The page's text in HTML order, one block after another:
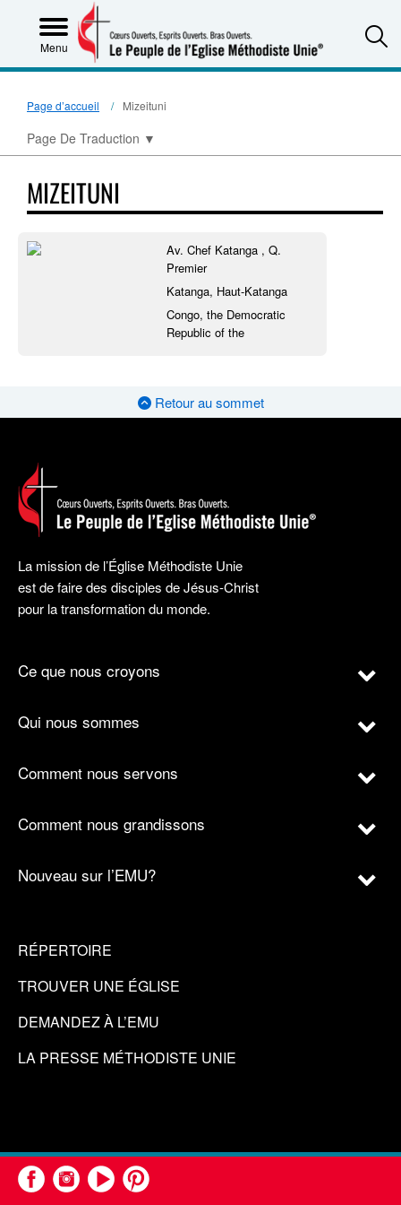
Menu
Page d’accueil Mizeituni
Page De Traduction ▼
MIZEITUNI
Av. Chef Katanga , Q.
Premier
Katanga, Haut-Katanga
Congo, the Democratic
Republic of the
Retour au sommet
La mission de l’Église Méthodiste Unie
est de faire des disciples de Jésus-Christ
pour la transformation du monde.
Ce que nous croyons
Qui nous sommes
Comment nous servons
Comment nous grandissons
Nouveau sur l’EMU?
RÉPERTOIRE
TROUVER UNE ÉGLISE
DEMANDEZ À L’EMU
LA PRESSE MÉTHODISTE UNIE